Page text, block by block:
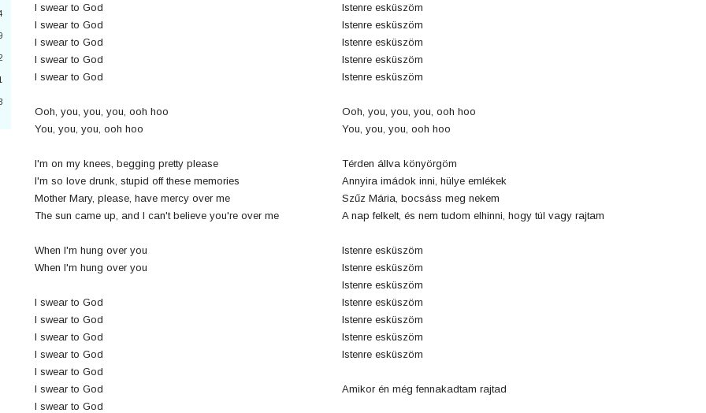
I swear to God
I swear to God
I swear to God
I swear to God
I swear to God
Ooh, you, you, you, ooh hoo
You, you, you, ooh hoo
I'm on my knees, begging pretty please
I'm so love drunk, stupid off these memories
Mother Mary, please, have mercy over me
The sun came up, and I can't believe you're over me
When I'm hung over you
When I'm hung over you
I swear to God
I swear to God
I swear to God
I swear to God
I swear to God
I swear to God
I swear to God
Istenre esküszöm
Istenre esküszöm
Istenre esküszöm
Istenre esküszöm
Istenre esküszöm
Ooh, you, you, you, ooh hoo
You, you, you, ooh hoo
Térden állva könyörgöm
Annyira imádok inni, hülye emlékek
Szűz Mária, bocsáss meg nekem
A nap felkelt, és nem tudom elhinni, hogy túl vagy rajtam
Istenre esküszöm
Istenre esküszöm
Istenre esküszöm
Istenre esküszöm
Istenre esküszöm
Istenre esküszöm
Istenre esküszöm
Amikor én még fennakadtam rajtad